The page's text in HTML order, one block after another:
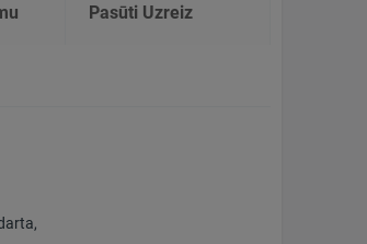
Pasūti Uzreiz